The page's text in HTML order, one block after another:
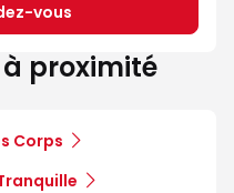
vous
à proximité
Corps